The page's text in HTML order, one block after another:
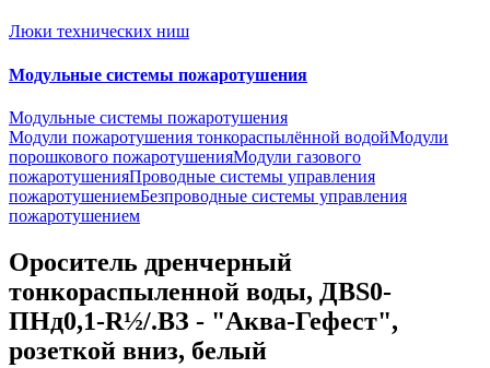
Люки технических ниш
Модульные системы пожаротушения
Модульные системы пожаротушения
Модули пожаротушения тонкораспылённой водойМодули
порошкового пожаротушенияМодули газового
пожаротушенияПроводные системы управления
пожаротушениемБезпроводные системы управления
пожаротушением
Ороситель дренчерный
тонкораспыленной воды, ДВS0-
ПНд0,1-R½/.ВЗ - "Аква-Гефест",
розеткой вниз, белый